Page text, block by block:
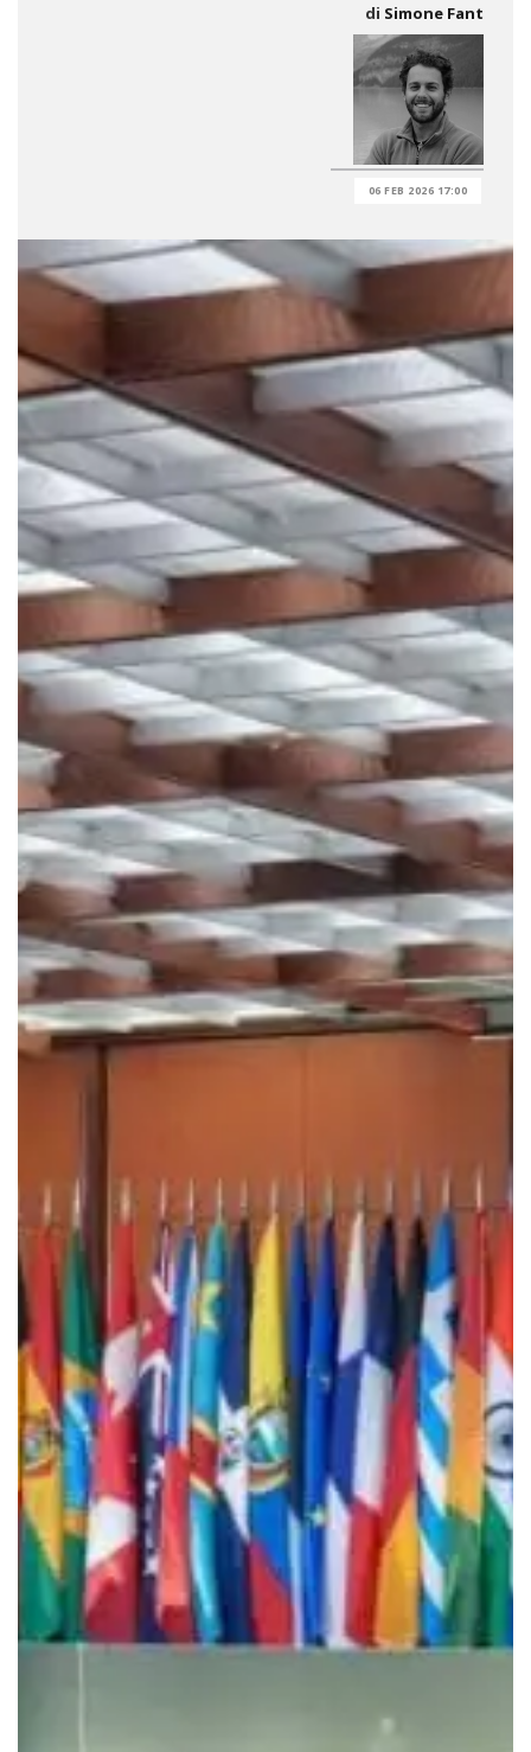
di Simone Fant
06 FEB 2026 17:00